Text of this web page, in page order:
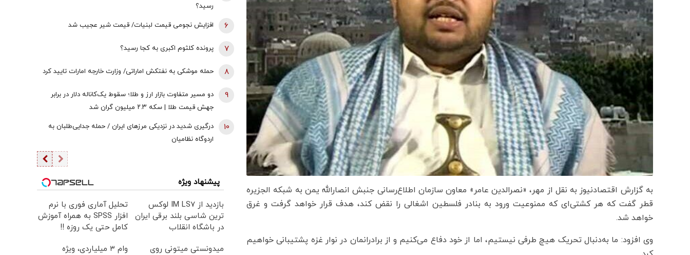
به گزارش اقتصادنیوز به نقل از مهر، «نصرالدین عامر» معاون سازمان اطلاع‌رسانی جنبش انصارالله یمن به شبکه الجزیره
قطر گفت که هر کشتی‌ای که ممنوعیت ورود به بنادر فلسطین اشغالی را نقض کند، هدف قرار خواهد گرفت و غرق
خواهد شد.
وی افزود: ما به‌دنبال تحریک هیچ طرفی نیستیم، اما از خود دفاع می‌کنیم و از برادرانمان در نوار غزه پشتیبانی خواهیم
رسید؟
افزایش نجومی قیمت لبنیات/ قیمت شیر عجیب شد 6
پرونده کلثوم اکبری به کجا رسید؟ 7
حمله موشکی به نفتکش اماراتی/ وزارت خارجه امارات تایید کرد 8
دو مسیر متفاوت بازار ارز و طلا؛ سقوط یک‌کاناله دلار در برابر
جهش قیمت طلا | سکه ۲.۳ میلیون گران شد
9
درگیری شدید در نزدیکی مرز‌های ایران / حمله جدایی‌طلبان به
اردوگاه نظامیان
10
پیشنهاد ویژه
بازدید از IM LS7 لوکس
ترین شاسی بلند برقی ایران
در باشگاه انقلاب
تحلیل آماری فوری با نرم
افزار SPSS به همراه آموزش
کامل حتی یک روزه !!
میدونستی میتونی روی
وام ۳ میلیاردی، ویژه